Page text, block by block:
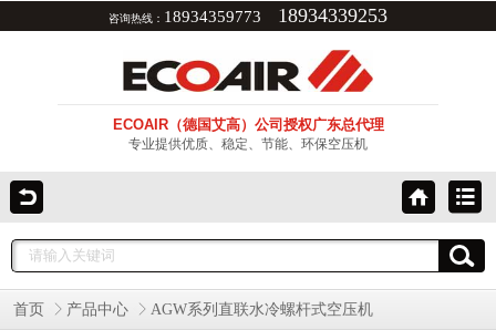
咨询热线： 18934359773 18934339253
ECOAIR（德国艾高）公司授权广东总代理
专业提供优质、稳定、节能、环保空压机
首页 产品中心 AGW系列直联水冷螺杆式空压机